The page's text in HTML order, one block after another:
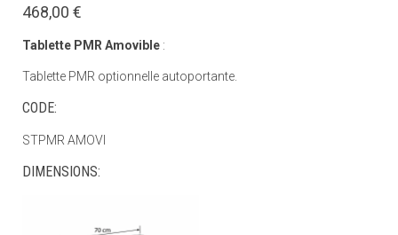
468,00 €
Tablette PMR Amovible :
Tablette PMR optionnelle autoportante.
CODE:
STPMR AMOVI
DIMENSIONS: